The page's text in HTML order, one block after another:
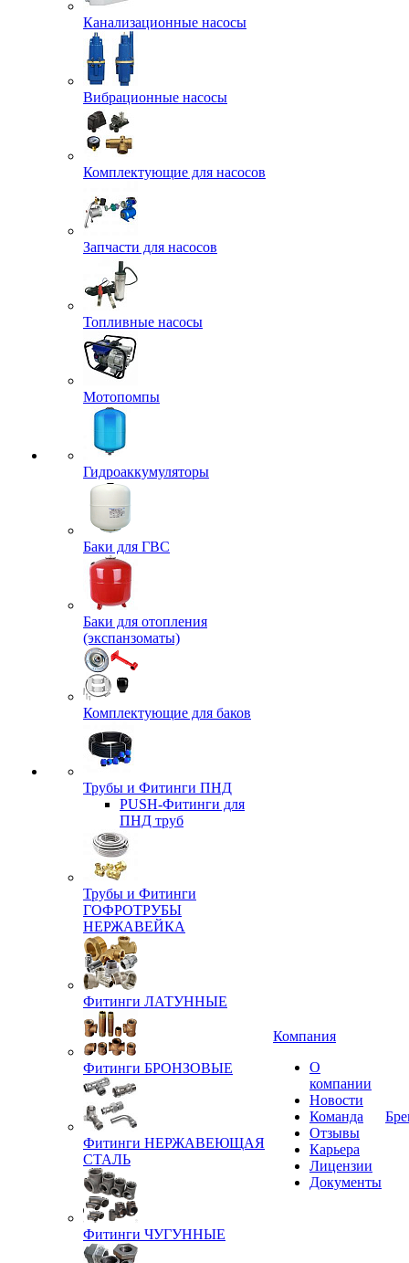
Канализационные насосы
Вибрационные насосы
Комплектующие для насосов
Запчасти для насосов
Топливные насосы
Мотопомпы
Гидроаккумуляторы
Баки для ГВС
Баки для отопления
(экспанзоматы)
Комплектующие для баков
Трубы и Фитинги ПНД
PUSH-Фитинги для
ПНД труб
Трубы и Фитинги
ГОФРОТРУБЫ
НЕРЖАВЕЙКА
Фитинги ЛАТУННЫЕ
Фитинги БРОНЗОВЫЕ
Фитинги НЕРЖАВЕЮЩАЯ
СТАЛЬ
Фитинги ЧУГУННЫЕ
Компания
О
компании
Новости
Команда
Отзывы
Карьера
Лицензии
Документы